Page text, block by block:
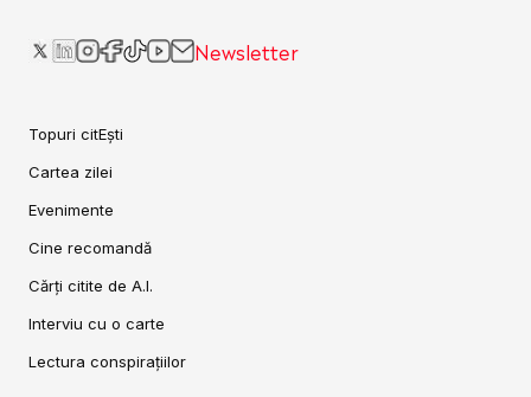
Newsletter
Topuri citEști
Cartea zilei
Evenimente
Cine recomandă
Cărți citite de A.I.
Interviu cu o carte
Lectura conspirațiilor